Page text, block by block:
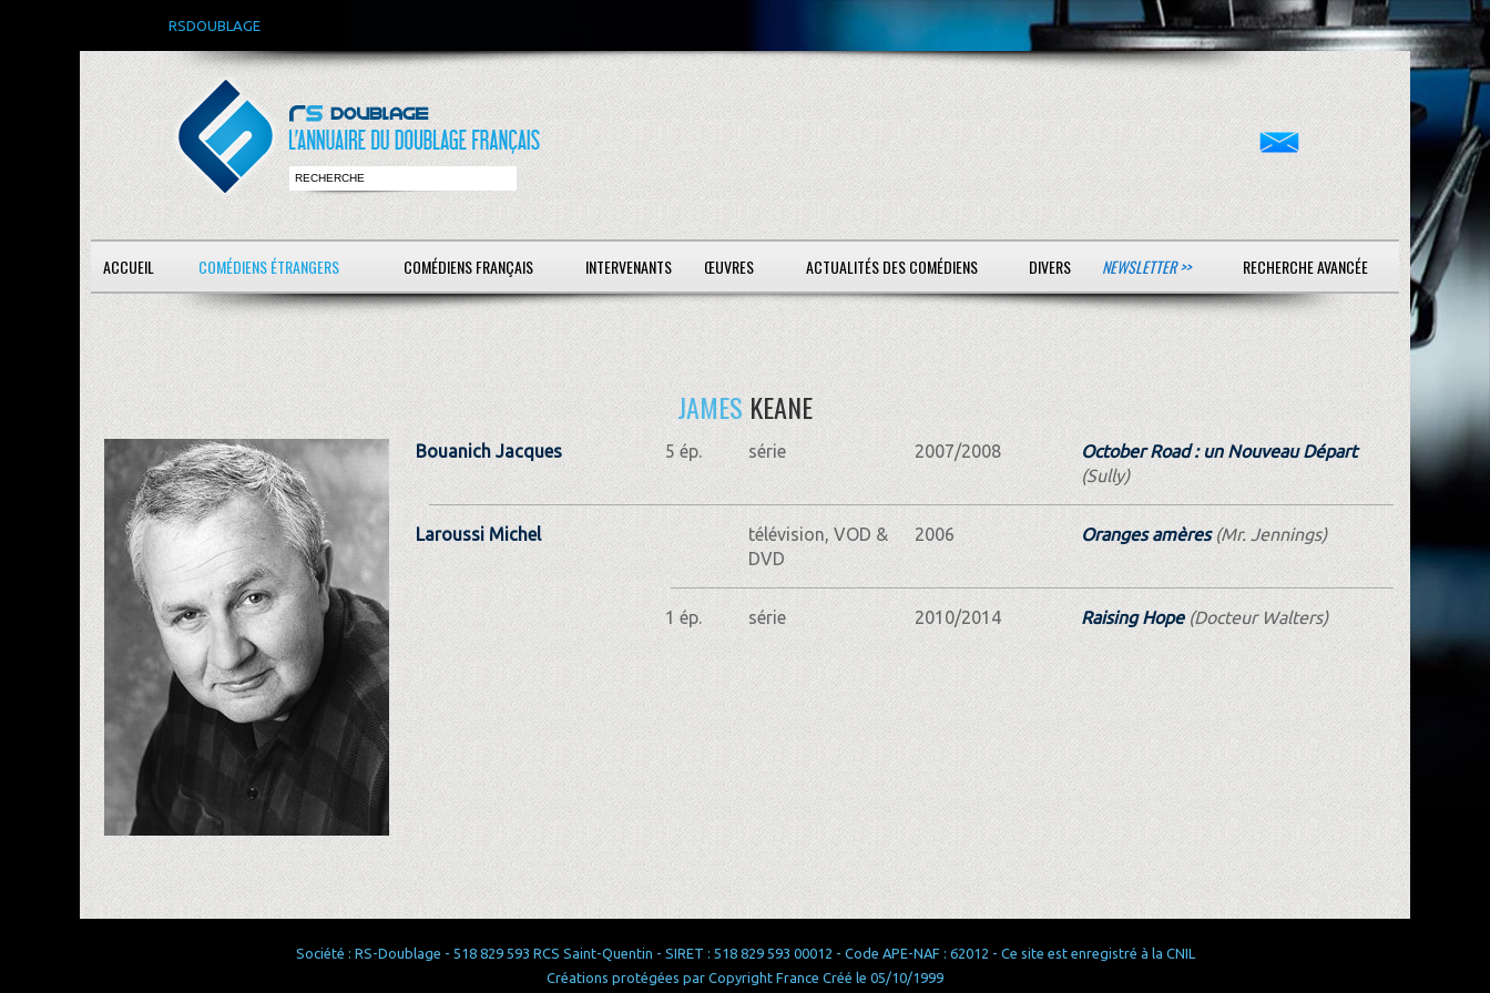
RSDOUBLAGE
ACCUEIL COMÉDIENS ÉTRANGERS COMÉDIENS FRANÇAIS INTERVENANTS ŒUVRES ACTUALITÉS DES COMÉDIENS DIVERS NEWSLETTER >> RECHERCHE AVANCÉE
JAMESKEANE
Bouanich Jacques 5 ép. série 2007/2008
October Road : un Nouveau Départ
(Sully)
Laroussi Michel
télévision, VOD &
DVD
2006 Oranges amères(Mr. Jennings)
1 ép. série 2010/2014 Raising Hope(Docteur Walters)
Société : RS-Doublage - 518 829 593 RCS Saint-Quentin - SIRET : 518 829 593 00012 - Code APE-NAF : 62012 - Ce site est enregistré à la CNIL
Créations protégées par Copyright France Créé le 05/10/1999